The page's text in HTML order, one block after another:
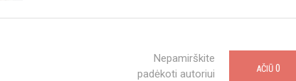
Nepamirškite
padėkoti autoriui
AČIŪ 0